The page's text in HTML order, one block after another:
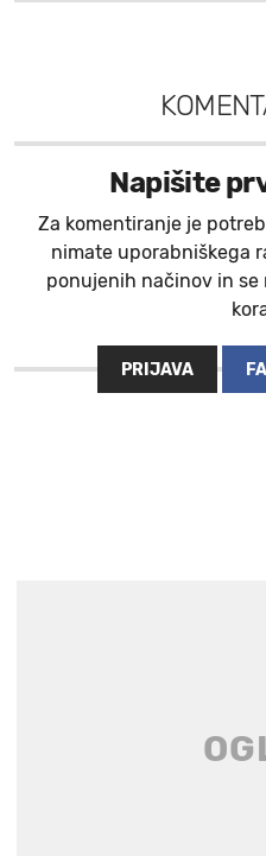
Napišite
Za komentiranje je
nimate uporabniškega
ponujenih načinov in
PRIJAVA